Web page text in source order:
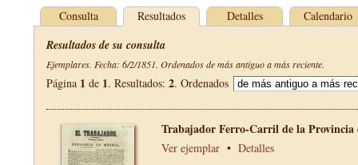
Consulta Resultados Detalles Calendario
Resultados de su consulta
Ejemplares. Fecha: 6/2/1851. Ordenados de más antiguo a más reciente.
Página 1 de 1. Resultados: 2. Ordenados
Trabajador Ferro-Carril de la
Ver ejemplar • Detalles